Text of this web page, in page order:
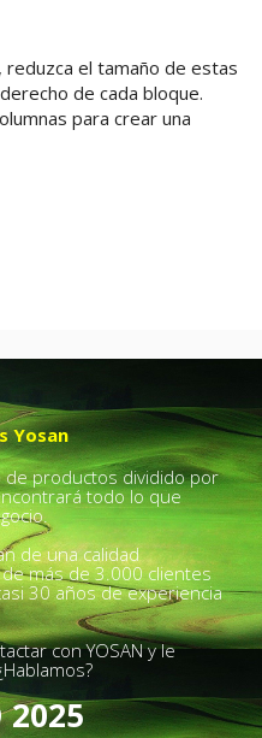
reduzca el tamaño de estas
de cada bloque.
para crear una
Yosan
productos dividido por
todo lo que
de una calidad
más de 3.000 clientes
30 años de experiencia
con YOSAN y le
2025